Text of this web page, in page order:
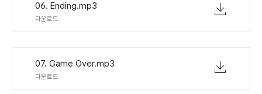
06. Ending.mp3
다운로드
07. Game Over.mp3
다운로드